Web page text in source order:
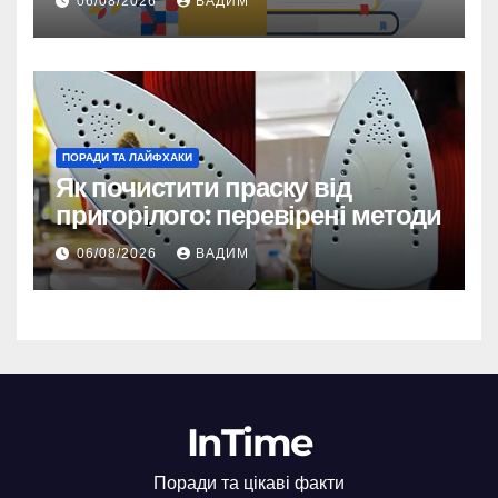
ПОРАДИ ТА ЛАЙФХАКИ
Як почистити праску від
пригорілого: перевірені методи
06/08/2026 ВАДИМ
InTime
Поради та цікаві факти